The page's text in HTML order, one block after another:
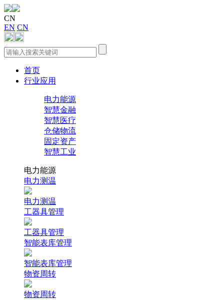
CN
EN CN
首页
行业应用
电力能源
智慧金融
智慧医疗
仓储物流
固定资产
智慧工业
电力能源
电力测温
电力测温
工器具管理
工器具管理
智能表库管理
智能表库管理
物资周转
物资周转